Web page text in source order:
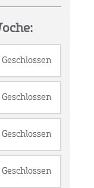
Geschlossen
Geschlossen
Geschlossen
Geschlossen